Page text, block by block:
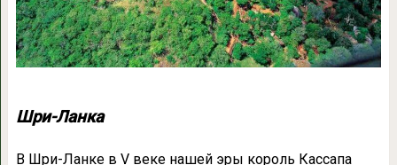
Шри-Ланка
В Шри-Ланке в V веке нашей эры король Кассапа